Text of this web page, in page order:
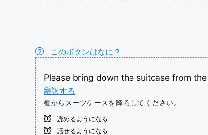
このボタンはなに？
Please bring down the suitcase from the
翻訳する
棚からスーツケースを降ろしてください。
読めるようになる
話せるようになる